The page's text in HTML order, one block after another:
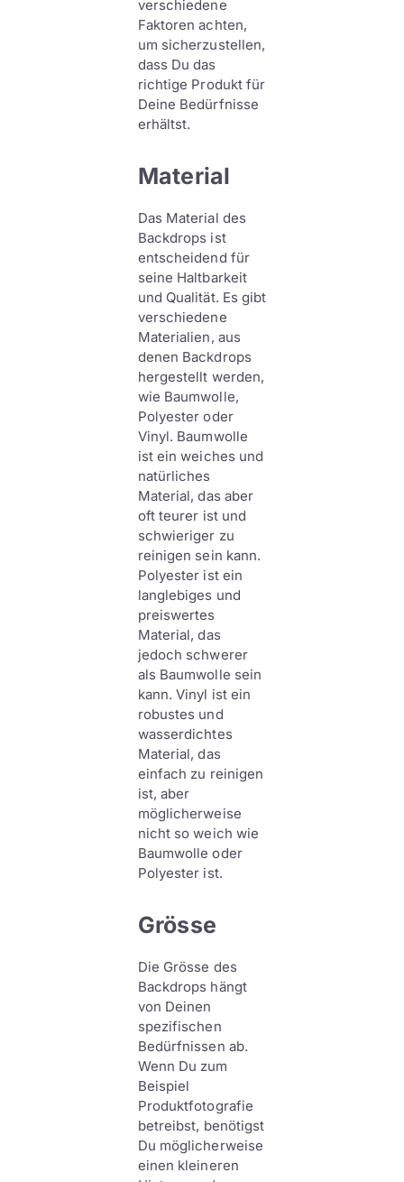
verschiedene
Faktoren achten,
um sicherzustellen,
dass Du das
richtige Produkt für
Deine Bedürfnisse
erhältst.
Material
Das Material des
Backdrops ist
entscheidend für
seine Haltbarkeit
und Qualität. Es gibt
verschiedene
Materialien, aus
denen Backdrops
hergestellt werden,
wie Baumwolle,
Polyester oder
Vinyl. Baumwolle
ist ein weiches und
natürliches
Material, das aber
oft teurer ist und
schwieriger zu
reinigen sein kann.
Polyester ist ein
langlebiges und
preiswertes
Material, das
jedoch schwerer
als Baumwolle sein
kann. Vinyl ist ein
robustes und
wasserdichtes
Material, das
einfach zu reinigen
ist, aber
möglicherweise
nicht so weich wie
Baumwolle oder
Polyester ist.
Grösse
Die Grösse des
Backdrops hängt
von Deinen
spezifischen
Bedürfnissen ab.
Wenn Du zum
Beispiel
Produktfotografie
betreibst, benötigst
Du möglicherweise
einen kleineren